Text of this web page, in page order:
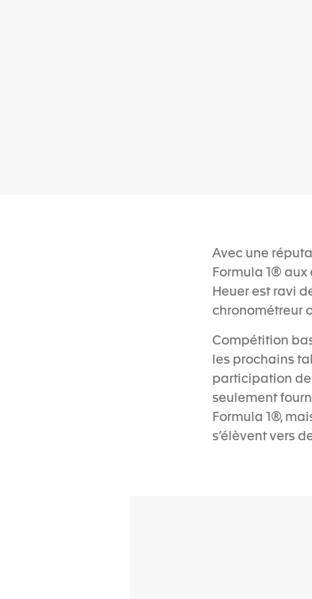
Avec une
Formula 1® aux
Heuer est ravi
chronométreur
Compétition
les prochains
participation
seulement
Formula 1®,
s’élèvent vers